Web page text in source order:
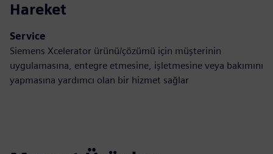
Hareket
Service
Siemens Xcelerator ürünü/çözümü için müşterinin
uygulamasına, entegre etmesine, işletmesine veya bakımını
yapmasına yardımcı olan bir hizmet sağlar